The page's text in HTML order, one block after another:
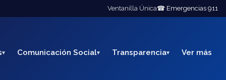
Ventanilla Única☎ Emergencias 911
Comunicación Social Transparencia Ver más